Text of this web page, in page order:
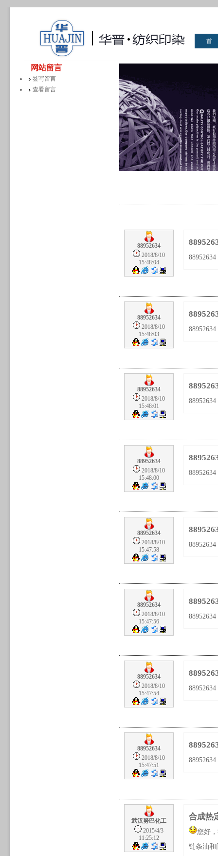
首
网站留言
签写留言
查看留言
88952634
2018/8/10
15:48:04
88952634
88952634
2018/8/10
15:48:03
88952634
88952634
2018/8/10
15:48:01
88952634
88952634
2018/8/10
15:48:00
88952634
88952634
2018/8/10
15:47:58
88952634
88952634
2018/8/10
15:47:56
88952634
88952634
2018/8/10
15:47:54
88952634
88952634
2018/8/10
15:47:51
88952634
武汉努巴化工
2015/4/3
11:25:12
合成热
您好
链条油和